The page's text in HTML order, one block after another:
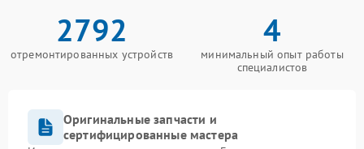
2792
отремонтированных устройств
4
минимальный опыт работы
специалистов
Оригинальные запчасти и
сертифицированные мастера